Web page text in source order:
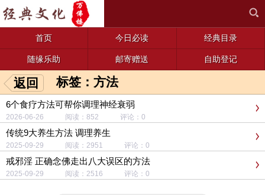
首页 今日必读 经典目录
随缘乐助 邮寄赠送 自助登记
返回 标签：方法
6个食疗方法可帮你调理神经衰弱
2026-06-26 阅读：852 评论：0
传统9大养生方法 调理养生
2025-09-29 阅读：2951 评论：0
戒邪淫 正确念佛走出八大误区的方法
2025-09-29 阅读：2516 评论：0